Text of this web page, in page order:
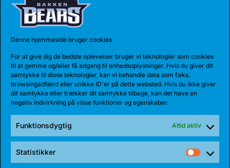
Denne hjemmeside bruger cookies
For at give dig de bedste oplevelser bruger vi teknologier som cookies
til at gemme og/eller få adgang til enhedsoplysninger. Hvis du giver dit
samtykke til disse teknologier, kan vi behandle data som f.eks.
browsingadfærd eller unikke ID'er på dette websted. Hvis du ikke giver
dit samtykke eller trækker dit samtykke tilbage, kan det have en
negativ indvirkning på visse funktioner og egenskaber.
Funktionsdygtig Altid aktiv
Statistikker
BEARS HENTER ATLETISK GUARD
Den 185 cm høje amerikanske guard, Myles Corey,
har indgået en 1-årig aftale med...